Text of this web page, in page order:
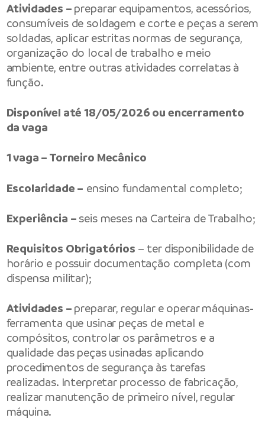
Atividades – preparar equipamentos, acessórios,
consumíveis de soldagem e corte e peças a serem
soldadas, aplicar estritas normas de segurança,
organização do local de trabalho e meio
ambiente, entre outras atividades correlatas à
função.
Disponível até 18/05/2026 ou encerramento
da vaga
1 vaga – Torneiro Mecânico
Escolaridade – ensino fundamental completo;
Experiência – seis meses na Carteira de Trabalho;
Requisitos Obrigatórios – ter disponibilidade de
horário e possuir documentação completa (com
dispensa militar);
Atividades – preparar, regular e operar máquinas-
ferramenta que usinar peças de metal e
compósitos, controlar os parâmetros e a
qualidade das peças usinadas aplicando
procedimentos de segurança às tarefas
realizadas. Interpretar processo de fabricação,
realizar manutenção de primeiro nível, regular
máquina.